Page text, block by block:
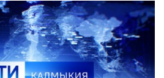
от 06.08.2026.